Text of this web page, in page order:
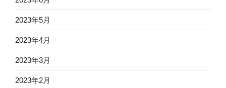
2023年5月
2023年4月
2023年3月
2023年2月